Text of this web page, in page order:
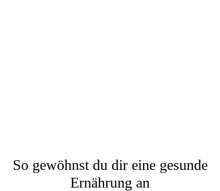
So gewöhnst du dir eine gesunde
Ernährung an